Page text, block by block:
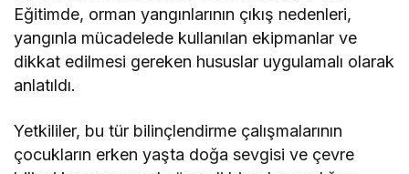
Eğitimde, orman yangınlarının çıkış nedenleri,
yangınla mücadelede kullanılan ekipmanlar ve
dikkat edilmesi gereken hususlar uygulamalı olarak
anlatıldı.
Yetkililer, bu tür bilinçlendirme çalışmalarının
çocukların erken yaşta doğa sevgisi ve çevre